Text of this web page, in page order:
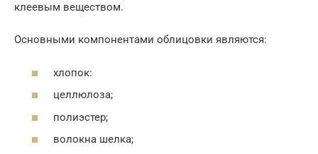
клеевым веществом.
Основными компонентами облицовки являются:
хлопок:
целлюлоза;
полиэстер;
волокна шелка;